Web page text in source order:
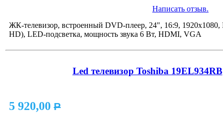
Написать отзыв.
ЖК-телевизор, встроенный DVD-плеер, 24", 16:9,
HD), LED-подсветка, мощность звука 6 Вт, HDMI, VGA
Led телевизор Toshiba 19EL934RB
5 920,00 P